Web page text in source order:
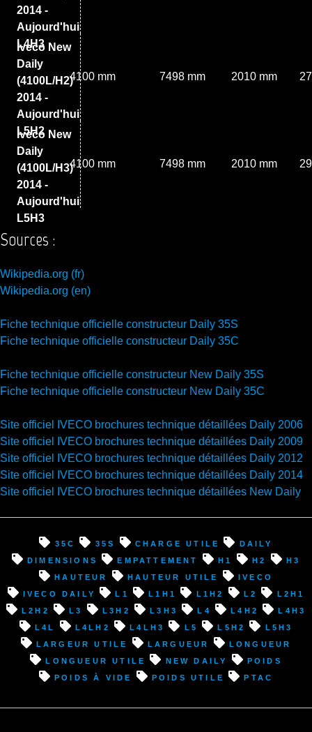
2014 -
Aujourd'hui
L4H3
Iveco New
Daily
(4100L/H2)
2014 -
Aujourd'hui
L5H2
4100 mm 7498 mm 2010 mm
Iveco New
Daily
(4100L/H3)
2014 -
Aujourd'hui
L5H3
4100 mm 7498 mm 2010 mm
Sources :
Wikipedia.org (fr)
Wikipedia.org (en)
Fiche technique officielle constructeur Daily 35S
Fiche technique officielle constructeur Daily 35C
Fiche technique officielle constructeur New Daily 35S
Fiche technique officielle constructeur New Daily 35C
Site officiel IVECO brochures technique détaillées Daily 2006
Site officiel IVECO brochures technique détaillées Daily 2009
Site officiel IVECO brochures technique détaillées Daily 2012
Site officiel IVECO brochures technique détaillées Daily 2014
Site officiel IVECO brochures technique détaillées New Daily
35C 35S charge utile
Daily
dimensions
Empattement H1 H2
H3
hauteur
hauteur utile
Iveco
Iveco Daily
L1 L1H1 L1H2 L2
L2H1
L2H2
L3 L3H2 L3H3 L4 L4H2
L4H3
L4L
L4LH2 L4LH3 L5 L5H2
L5H3
largeur utile
largueur
longueur
longueur utile
New Daily
poids
Poids à vide
Poids utile PTAC